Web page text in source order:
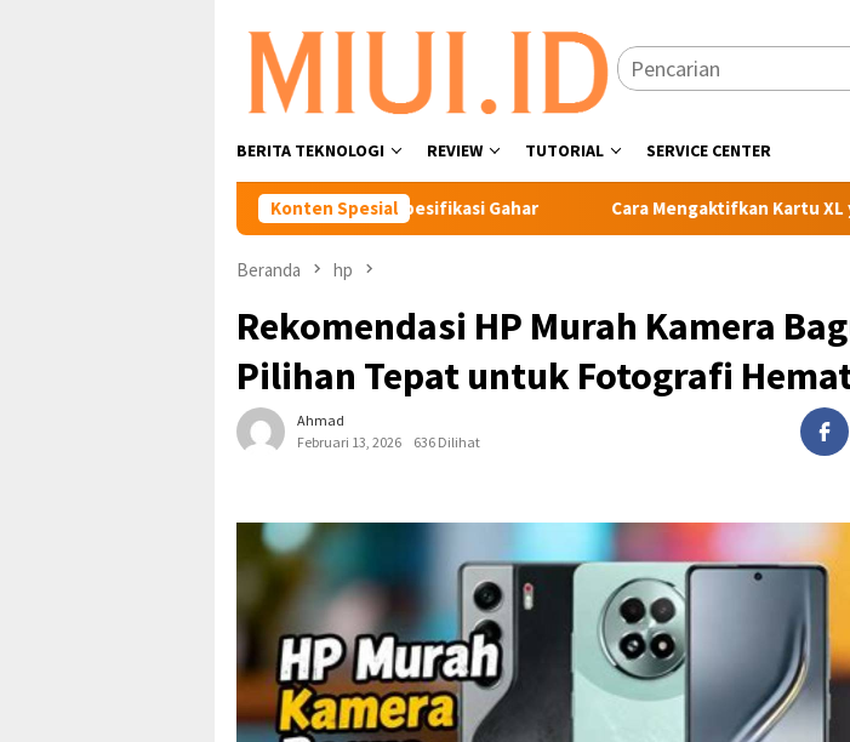
konten
BERITA TEKNOLOGI REVIEW TUTORIAL SERVICE CENTER
Konten Spesial
Xiaomi Harga 1 Jutaan Dengan Spesifikasi Gahar Cara Mengaktifkan Kartu XL yang Sudah
Beranda hp
Rekomendasi HP Murah Kamera
Pilihan Tepat untuk Fotografi
Ahmad
Februari 13, 2026
636 Dilihat